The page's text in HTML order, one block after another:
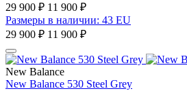
29 900 ₽ 11 900 ₽
Размеры в наличии: 43 EU
29 900 ₽ 11 900 ₽
New Balance
New Balance 530 Steel Grey